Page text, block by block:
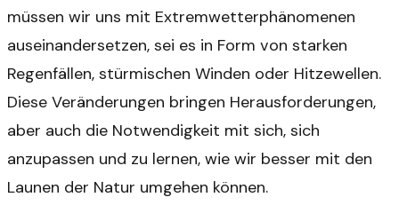
müssen wir uns mit Extremwetterphänomenen
auseinandersetzen, sei es in Form von starken
Regenfällen, stürmischen Winden oder Hitzewellen.
Diese Veränderungen bringen Herausforderungen,
aber auch die Notwendigkeit mit sich, sich
anzupassen und zu lernen, wie wir besser mit den
Launen der Natur umgehen können.